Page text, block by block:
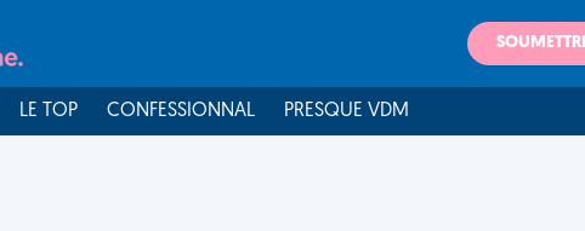
LE TOP CONFESSIONNAL PRESQUE VDM